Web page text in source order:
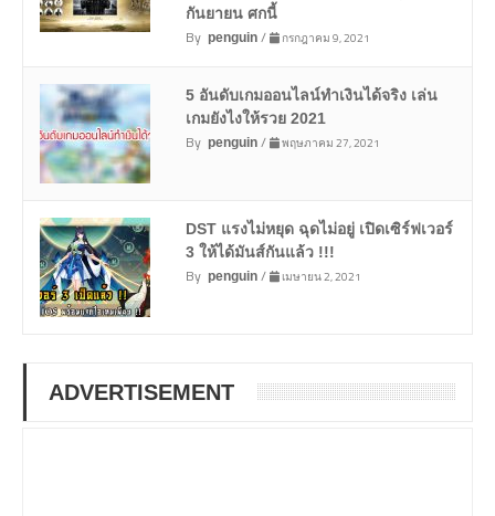
กันยายน ศกนี้
By penguin/ กรกฎาคม 9, 2021
5 อันดับเกมออนไลน์ทำเงินได้จริง เล่น
เกมยังไงให้รวย 2021
By penguin/ พฤษภาคม 27, 2021
DST แรงไม่หยุด ฉุดไม่อยู่ เปิดเซิร์ฟเวอร์
3 ให้ได้มันส์กันแล้ว !!!
By penguin/ เมษายน 2, 2021
ADVERTISEMENT